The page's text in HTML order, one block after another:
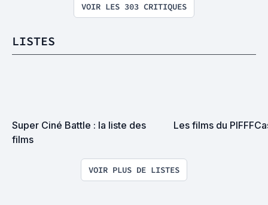
VOIR LES 303 CRITIQUES
LISTES
Super Ciné Battle : la liste des
films
Les films du
VOIR PLUS DE LISTES